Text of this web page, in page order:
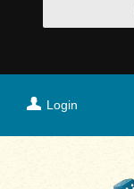
Login